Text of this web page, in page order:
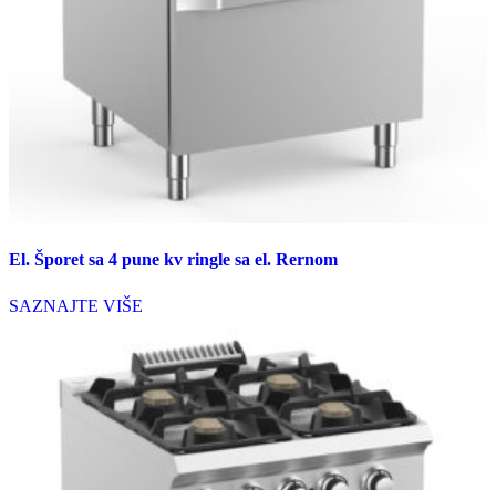
El. Šporet sa 4 pune kv ringle sa el. Rernom
SAZNAJTE VIŠE